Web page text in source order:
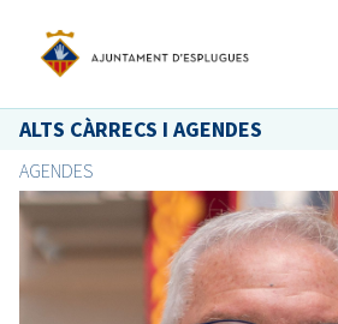
ALTS CÀRRECS I AGENDES
AGENDES